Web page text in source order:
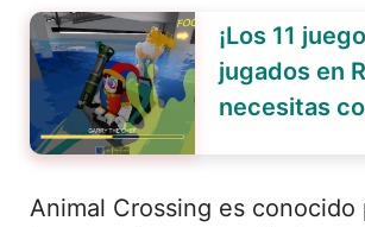
¡Los 11
jugados en
necesitas
Animal Crossing es conocido